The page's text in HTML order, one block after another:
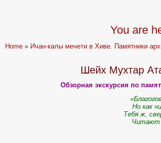
You are
Home » Ичан-калы мечети в Хиве. Памятники
Шейх Мухтар
Обзорная экскурсия по
Но как
Тебя ж,
Читают